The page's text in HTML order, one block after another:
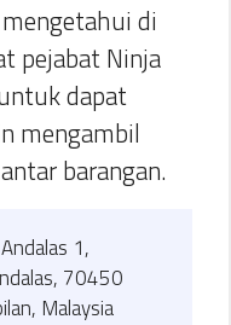
di
pejabat Ninja
dapat
mengambil
barangan.
1,
70450
Malaysia